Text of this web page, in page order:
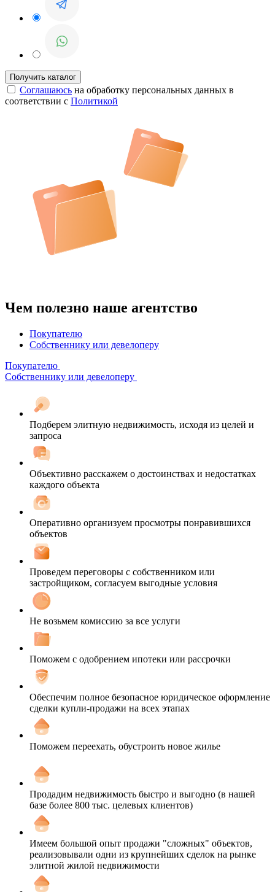
Соглашаюсь на обработку персональных данных в
соответствии с Политикой
Чем полезно наше агентство
Покупателю
Собственнику или девелоперу
Покупателю
Собственнику или девелоперу
Подберем элитную недвижимость, исходя из целей и
запроса
Объективно расскажем о достоинствах и недостатках
каждого объекта
Оперативно организуем просмотры понравившихся
объектов
Проведем переговоры с собственником или
застройщиком, согласуем выгодные условия
Не возьмем комиссию за все услуги
Поможем с одобрением ипотеки или рассрочки
Обеспечим полное безопасное юридическое оформление
сделки купли-продажи на всех этапах
Поможем переехать, обустроить новое жилье
Продадим недвижимость быстро и выгодно (в нашей
базе более 800 тыс. целевых клиентов)
Имеем большой опыт продажи "сложных" объектов,
реализовывали одни из крупнейших сделок на рынке
элитной жилой недвижимости